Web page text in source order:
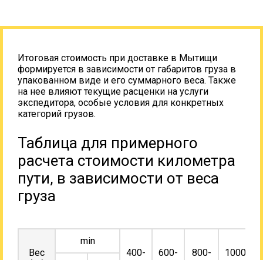
Итоговая стоимость при доставке в Мытищи
формируется в зависимости от габаритов груза в
упакованном виде и его суммарного веса. Также
на нее влияют текущие расценки на услуги
экспедитора, особые условия для конкретных
категорий грузов.
Таблица для примерного
расчета стоимости километра
пути, в зависимости от веса
груза
Вес
min
400-
600-
800-
1000-